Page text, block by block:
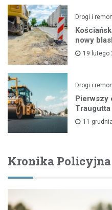
Drogi i
nowy
19 lutego
Drogi i
Pierwszy
11
Kronika Policyjna